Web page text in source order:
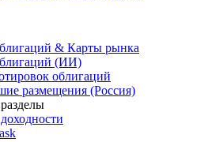
& Карты рынка
(ИИ)
облигаций
размещения (Россия)